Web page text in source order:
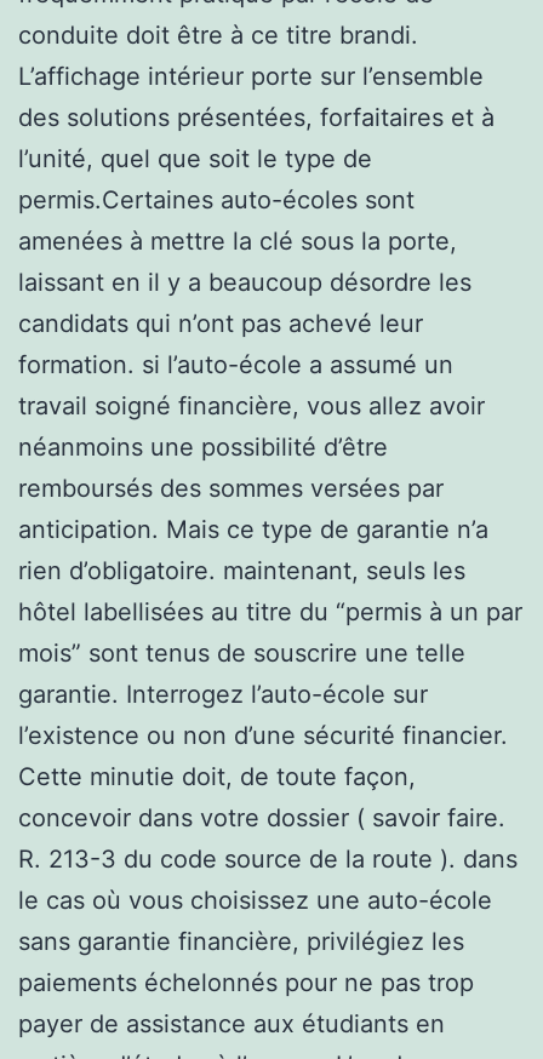
conduite doit être à ce titre brandi.
L’affichage intérieur porte sur l’ensemble
des solutions présentées, forfaitaires et à
l’unité, quel que soit le type de
permis.Certaines auto-écoles sont
amenées à mettre la clé sous la porte,
laissant en il y a beaucoup désordre les
candidats qui n’ont pas achevé leur
formation. si l’auto-école a assumé un
travail soigné financière, vous allez avoir
néanmoins une possibilité d’être
remboursés des sommes versées par
anticipation. Mais ce type de garantie n’a
rien d’obligatoire. maintenant, seuls les
hôtel labellisées au titre du “permis à un par
mois” sont tenus de souscrire une telle
garantie. Interrogez l’auto-école sur
l’existence ou non d’une sécurité financier.
Cette minutie doit, de toute façon,
concevoir dans votre dossier ( savoir faire.
R. 213-3 du code source de la route ). dans
le cas où vous choisissez une auto-école
sans garantie financière, privilégiez les
paiements échelonnés pour ne pas trop
payer de assistance aux étudiants en